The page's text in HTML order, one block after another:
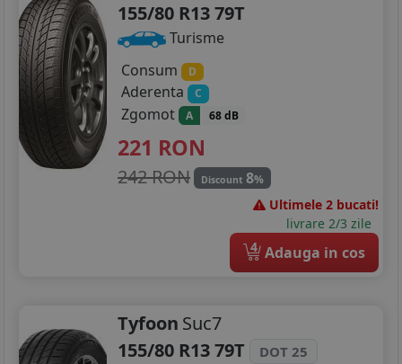
155/80 R13 79T
Turisme
Consum
D
Aderenta C
Zgomot A 68 dB
221 RON
242 RON Discount 8%
Ultimele 2 bucati!
livrare 2/3 zile
4 Adauga in cos
Tyfoon Suc7
155/80 R13 79T
DOT 25